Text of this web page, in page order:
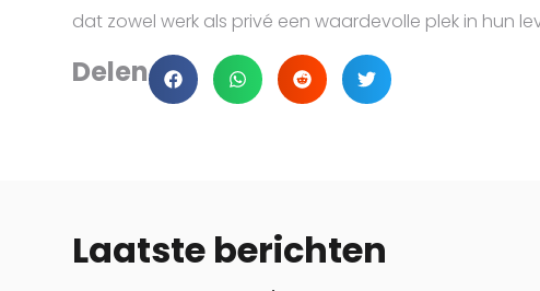
dat zowel werk als privé een waardevolle plek in hun
Delen
Laatste berichten